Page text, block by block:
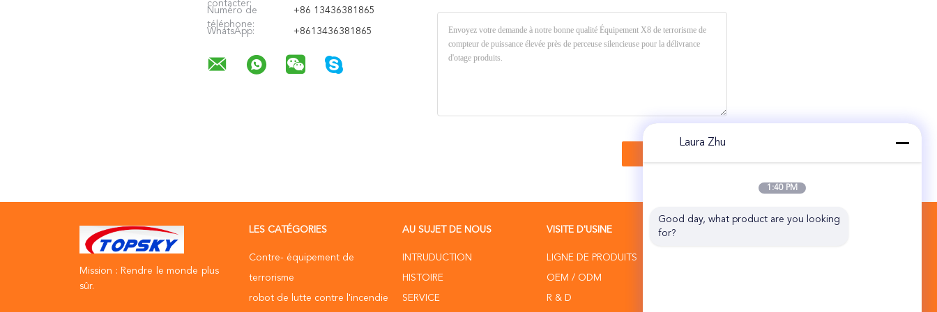
contacter:
Numéro de
téléphone:
+86 13436381865
WhatsApp: +8613436381865
Mission : Rendre le monde plus
sûr.
LES CATÉGORIES
Contre- équipement de
terrorisme
robot de lutte contre l'incendie
AU SUJET DE NOUS
INTRUDUCTION
HISTOIRE
SERVICE
VISITE D'USINE
LIGNE DE PRODUITS
OEM / ODM
R & D
Laura Zhu
1:40 PM
Good day, what product are you looking
for?